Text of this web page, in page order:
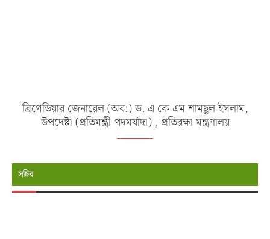
ব্রিগেডিয়ার জেনারেল (অব:) ড. এ কে এম শামছুল ইসলাম,
উপদেষ্টা (প্রতিমন্ত্রী পদমর্যাদা) , প্রতিরক্ষা মন্ত্রণালয়
সচিব